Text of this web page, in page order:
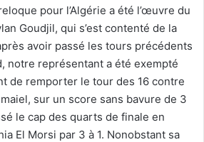
pour l’Algérie a été l’œuvre du
Goudjil, qui s’est contenté de la
avoir passé les tours précédents
notre représentant a été exempté
de remporter le tour des 16 contre
sur un score sans bavure de 3
le cap des quarts de finale en
El Morsi par 3 à 1. Nonobstant sa